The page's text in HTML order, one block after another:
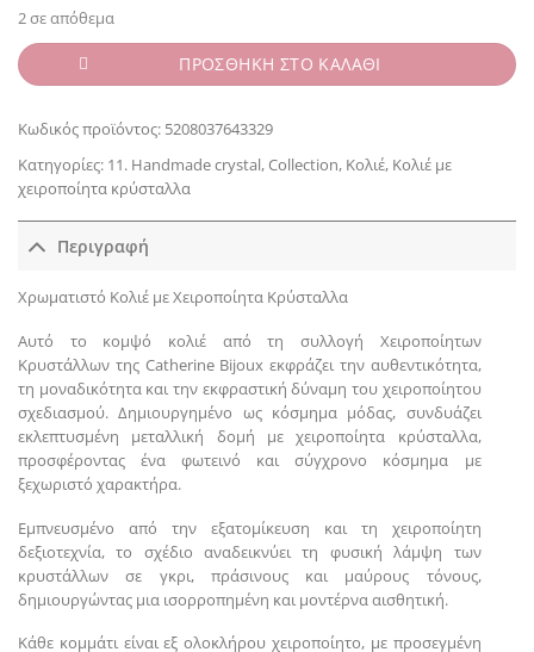
2 σε απόθεμα
ΠΡΟΣΘΗΚΗ ΣΤΟ ΚΑΛΑΘΙ
Κωδικός προϊόντος: 5208037643329
Κατηγορίες: 11. Handmade crystal,Collection, Κολιέ, Κολιέ με
χειροποίητα κρύσταλλα
Περιγραφή
Χρωματιστό Κολιέ με Χειροποίητα Κρύσταλλα
Αυτό το κομψό κολιέ από τη συλλογή Χειροποίητων
Κρυστάλλων της Catherine Bijoux εκφράζει την αυθεντικότητα,
τη μοναδικότητα και την εκφραστική δύναμη του χειροποίητου
σχεδιασμού. Δημιουργημένο ως κόσμημα μόδας, συνδυάζει
εκλεπτυσμένη μεταλλική δομή με χειροποίητα κρύσταλλα,
προσφέροντας ένα φωτεινό και σύγχρονο κόσμημα με
ξεχωριστό χαρακτήρα.
Εμπνευσμένο από την εξατομίκευση και τη χειροποίητη
δεξιοτεχνία, το σχέδιο αναδεικνύει τη φυσική λάμψη των
κρυστάλλων σε γκρι, πράσινους και μαύρους τόνους,
δημιουργώντας μια ισορροπημένη και μοντέρνα αισθητική.
Κάθε κομμάτι είναι εξ ολοκλήρου χειροποίητο, με προσεγμένη